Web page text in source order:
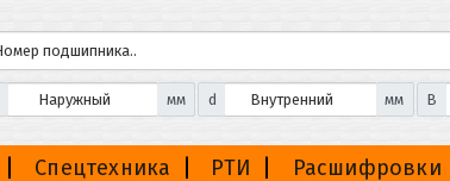
мм d мм B
Спецтехника РТИ Расшифровки